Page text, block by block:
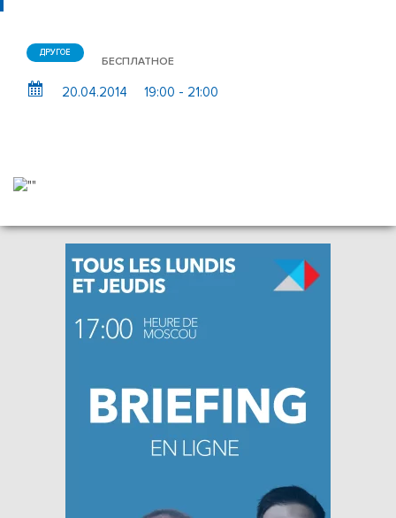
ДРУГОЕ
БЕСПЛАТНОЕ
20.04.2014 19:00 - 21:00